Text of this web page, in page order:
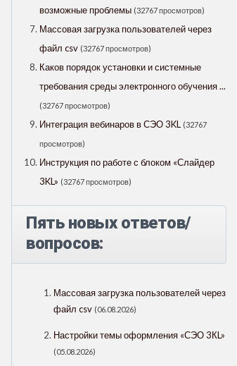
возможные проблемы (32767 просмотров)
Массовая загрузка пользователей через
файл csv (32767 просмотров)
Каков порядок установки и системные
требования среды электронного обучения ...
(32767 просмотров)
Интеграция вебинаров в СЭО 3KL (32767
просмотров)
Инструкция по работе с блоком «Слайдер
3KL» (32767 просмотров)
Пять новых ответов/
вопросов:
Массовая загрузка пользователей через
файл csv (06.08.2026)
Настройки темы оформления «СЭО 3КL»
(05.08.2026)